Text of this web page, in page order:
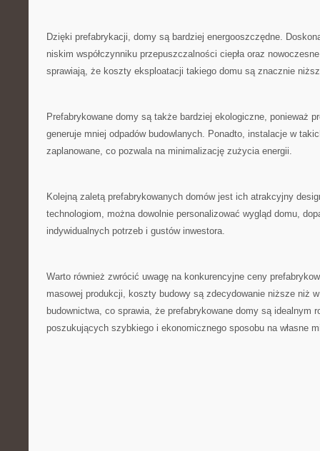
Dzięki prefabrykacji, domy są⁤ bardziej energooszczędne.
niskim ‌współczynniku przepuszczalności ciepła ⁤oraz
sprawiają, że koszty eksploatacji takiego domu są ‍znacznie‍
Prefabrykowane⁢ domy są także bardziej⁤ ekologiczne, ​ponieważ
generuje ‌mniej‍ odpadów​ budowlanych. Ponadto, instalacje⁣ w
zaplanowane, co ‌pozwala na​ minimalizację zużycia ⁤energii.
Kolejną zaletą prefabrykowanych domów jest ⁢ich ‌atrakcyjny
technologiom, można dowolnie⁤ personalizować wygląd domu,
indywidualnych potrzeb‍ i‍ gustów inwestora.
Warto również‍ zwrócić uwagę na konkurencyjne ceny
‍masowej produkcji, koszty budowy są ⁤zdecydowanie niższe niż
budownictwa, co ​sprawia, ​że prefabrykowane⁤ domy są ​idealnym
poszukujących szybkiego i ekonomicznego​ sposobu ⁤na własne